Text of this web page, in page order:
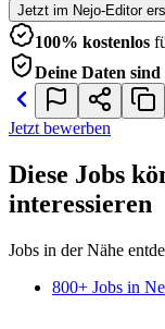
Jetzt im Nejo-Editor
100% kostenlos
Deine Daten sind
Jetzt bewerben
Diese Jobs
interessieren
Jobs in der Nähe
800+ Jobs in